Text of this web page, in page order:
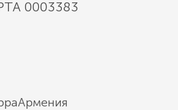
0003383
Армения